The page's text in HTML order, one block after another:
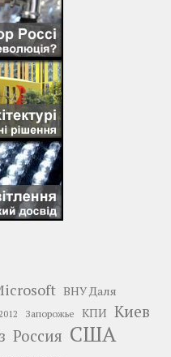
ВНУ Даля
Запорожье КПИ Киев
Россия США